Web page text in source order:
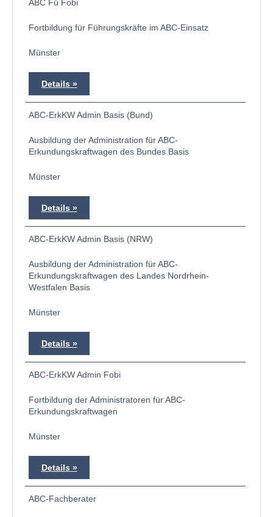
ABC Fü Fobi
Fortbildung für Führungskräfte im ABC-Einsatz
Münster
Details
ABC-ErkKW Admin Basis (Bund)
Ausbildung der Administration für ABC-
Erkundungskraftwagen des Bundes Basis
Münster
Details
ABC-ErkKW Admin Basis (NRW)
Ausbildung der Administration für ABC-
Erkundungskraftwagen des Landes Nordrhein-
Westfalen Basis
Münster
Details
ABC-ErkKW Admin Fobi
Fortbildung der Administratoren für ABC-
Erkundungskraftwagen
Münster
Details
ABC-Fachberater